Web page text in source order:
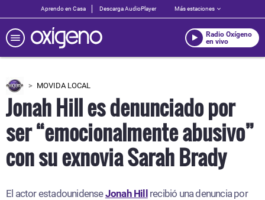
Aprendo en Casa Descarga AudioPlayer Más estaciones
Radio Oxígeno
en vivo
MOVIDA LOCAL
Jonah Hill es denunciado por
ser “emocionalmente abusivo”
con su exnovia Sarah Brady
El actor estadounidenseJonah Hill
recibió una denuncia por